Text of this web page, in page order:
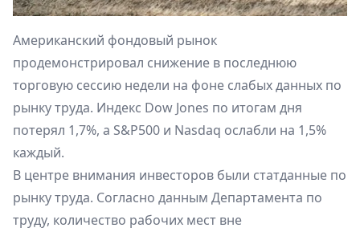
Американский фондовый рынок
продемонстрировал снижение в последнюю
торговую сессию недели на фоне слабых данных по
рынку труда. Индекс Dow Jones по итогам дня
потерял 1,7%, а S&P500 и Nasdaq ослабли на 1,5%
каждый.
В центре внимания инвесторов были статданные по
рынку труда. Согласно данным Департамента по
труду, количество рабочих мест вне